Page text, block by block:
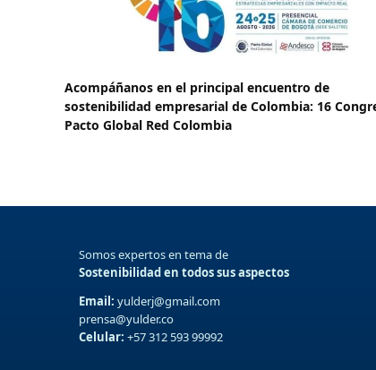
Acompáñanos en el principal encuentro de
sostenibilidad empresarial de Colombia: 16
Pacto Global Red Colombia
Somos expertos en tema de
Sostenibilidad en todos sus aspectos
Email: yulderj@gmail.com
prensa@yulder.co
Celular: +57 312 593 99992